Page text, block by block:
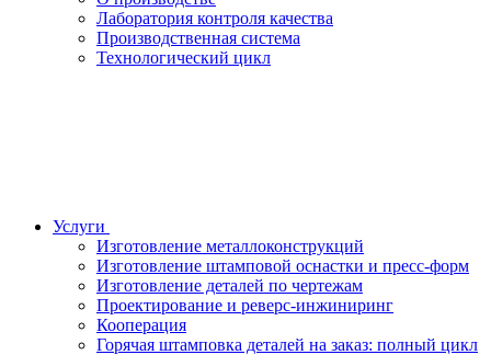
Лаборатория контроля качества
Производственная система
Технологический цикл
Услуги
Изготовление металлоконструкций
Изготовление штамповой оснастки и пресс-форм
Изготовление деталей по чертежам
Проектирование и реверс-инжиниринг
Кооперация
Горячая штамповка деталей на заказ: полный цикл